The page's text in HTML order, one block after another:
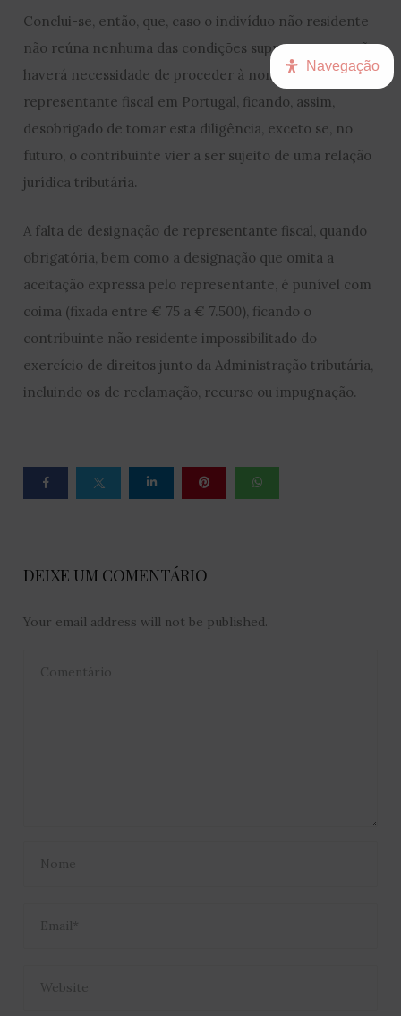
Conclui-se, então, que, caso o indivíduo não residente
não reúna nenhuma das condições supra expostas, não
haverá necessidade de proceder à nomeação de
representante fiscal em Portugal, ficando, assim,
desobrigado de tomar esta diligência, exceto se, no
futuro, o contribuinte vier a ser sujeito de uma relação
jurídica tributária.
A falta de designação de representante fiscal, quando
obrigatória, bem como a designação que omita a
aceitação expressa pelo representante, é punível com
coima (fixada entre € 75 a € 7.500), ficando o
contribuinte não residente impossibilitado do
exercício de direitos junto da Administração tributária,
incluindo os de reclamação, recurso ou impugnação.
DEIXE UM COMENTÁRIO
Your email address will not be published.
Navegação